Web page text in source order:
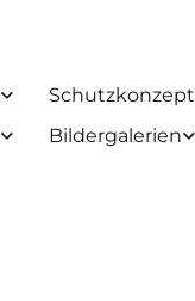
Schutzkonzept
Bildergalerien